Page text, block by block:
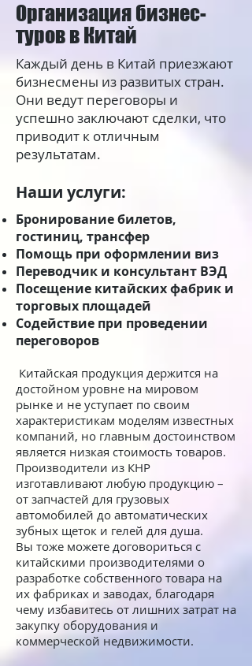
Организация бизнес-
туров в Китай
Каждый день в Китай приезжают
бизнесмены из развитых стран.
Они ведут переговоры и
успешно заключают сделки, что
приводит к отличным
результатам.
Наши услуги:
Бронирование билетов,
гостиниц, трансфер
Помощь при оформлении виз
Переводчик и консультант ВЭД
Посещение китайских фабрик и
торговых площадей
Содействие при проведении
переговоров
Китайская продукция держится на
достойном уровне на мировом
рынке и не уступает по своим
характеристикам моделям известных
компаний, но главным достоинством
является низкая стоимость товаров.
Производители из КНР
изготавливают любую продукцию –
от запчастей для грузовых
автомобилей до автоматических
зубных щеток и гелей для душа.
Вы тоже можете договориться с
китайскими производителями о
разработке собственного товара на
их фабриках и заводах, благодаря
чему избавитесь от лишних затрат на
закупку оборудования и
коммерческой недвижимости.